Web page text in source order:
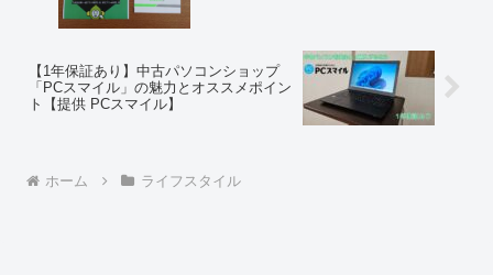
【1年保証あり】中古パソコンショップ
「PCスマイル」の魅力とオススメポイン
ト【提供 PCスマイル】
ホーム ライフスタイル